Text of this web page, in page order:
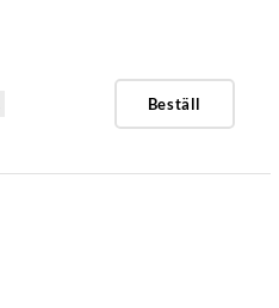
Beställ